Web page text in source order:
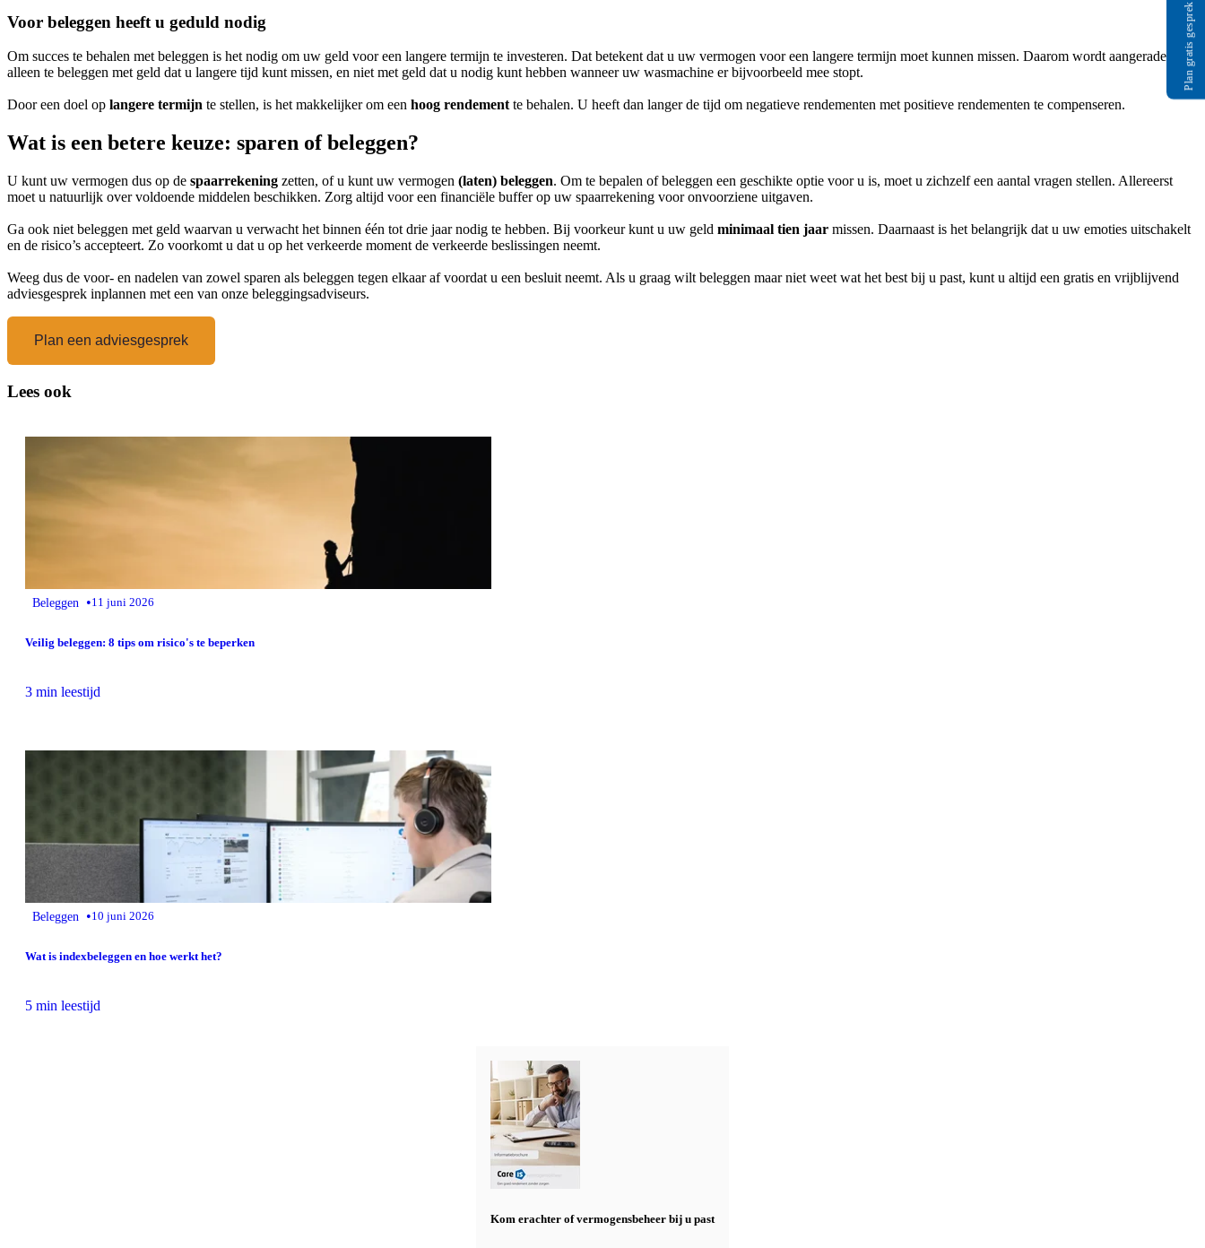
Voor beleggen heeft u geduld nodig
Om succes te behalen met beleggen is het nodig om uw geld voor een langere termijn te investeren. Dat betekent dat u uw vermogen voor een langere termijn moet kunnen missen. Daarom wordt aangeraden om
alleen te beleggen met geld dat u langere tijd kunt missen, en niet met geld dat u nodig kunt hebben wanneer uw wasmachine er bijvoorbeeld mee stopt.
Door een doel op langere termijn te stellen, is het makkelijker om een hoog rendement te behalen. U heeft dan langer de tijd om negatieve rendementen met positieve rendementen te compenseren.
Wat is een betere keuze: sparen of beleggen?
U kunt uw vermogen dus op de spaarrekening zetten, of u kunt uw vermogen (laten) beleggen. Om te bepalen of beleggen een geschikte optie voor u is, moet u zichzelf een aantal vragen stellen. Allereerst
moet u natuurlijk over voldoende middelen beschikken. Zorg altijd voor een financiële buffer op uw spaarrekening voor onvoorziene uitgaven.
Ga ook niet beleggen met geld waarvan u verwacht het binnen één tot drie jaar nodig te hebben. Bij voorkeur kunt u uw geld minimaal tien jaar missen. Daarnaast is het belangrijk dat u uw emoties uitschakelt
en de risico’s accepteert. Zo voorkomt u dat u op het verkeerde moment de verkeerde beslissingen neemt.
Weeg dus de voor- en nadelen van zowel sparen als beleggen tegen elkaar af voordat u een besluit neemt. Als u graag wilt beleggen maar niet weet wat het best bij u past, kunt u altijd een gratis en vrijblijvend
adviesgesprek inplannen met een van onze beleggingsadviseurs.
Plan een adviesgesprek
Lees ook
Beleggen •11 juni 2026
Veilig beleggen: 8 tips om risico's te beperken
3 min leestijd
Beleggen •10 juni 2026
Wat is indexbeleggen en hoe werkt het?
5 min leestijd
Kom erachter of vermogensbeheer bij u past
Plan gratis gesprek